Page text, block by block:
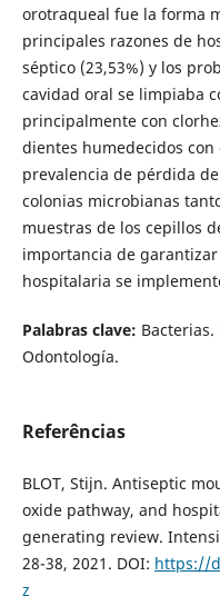
orotraqueal fue la forma
principales razones de
séptico (23,53%) y los
cavidad oral se limpiaba
principalmente con
dientes humedecidos
prevalencia de pérdida
colonias microbianas
muestras de los cepillos
importancia de
hospitalaria se
Palabras clave:
Odontología.
Referências
BLOT, Stijn. Antiseptic
oxide pathway, and
generating review.
28-38, 2021. DOI: https://
z